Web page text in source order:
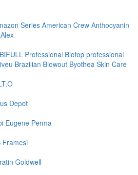
Series American Crew Anthocyanin
BIFULL Professional Biotop professional
Brazilian Blowout Byothea Skin Care
Depot
Eugene Perma
Framesi
Goldwell